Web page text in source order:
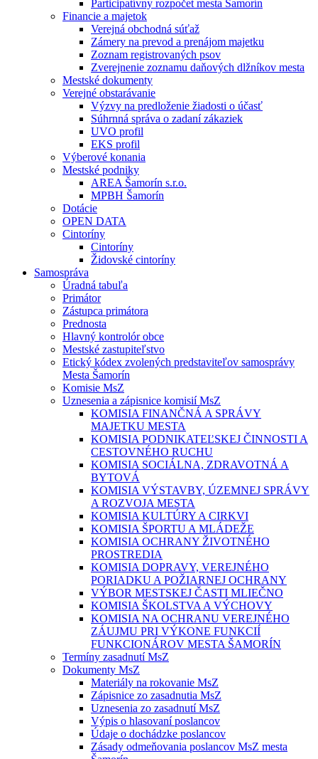
Participatívny rozpočet mesta Šamorín
Financie a majetok
Verejná obchodná súťaž
Zámery na prevod a prenájom majetku
Zoznam registrovaných psov
Zverejnenie zoznamu daňových dlžníkov mesta
Mestské dokumenty
Verejné obstarávanie
Výzvy na predloženie žiadosti o účasť
Súhrnná správa o zadaní zákaziek
UVO profil
EKS profil
Výberové konania
Mestské podniky
AREA Šamorín s.r.o.
MPBH Šamorín
Dotácie
OPEN DATA
Cintoríny
Cintoríny
Židovské cintoríny
Samospráva
Úradná tabuľa
Primátor
Zástupca primátora
Prednosta
Hlavný kontrolór obce
Mestské zastupiteľstvo
Etický kódex zvolených predstaviteľov samosprávy
Mesta Šamorín
Komisie MsZ
Uznesenia a zápisnice komisií MsZ
KOMISIA FINANČNÁ A SPRÁVY
MAJETKU MESTA
KOMISIA PODNIKATEĽSKEJ ČINNOSTI A
CESTOVNÉHO RUCHU
KOMISIA SOCIÁLNA, ZDRAVOTNÁ A
BYTOVÁ
KOMISIA VÝSTAVBY, ÚZEMNEJ SPRÁVY
A ROZVOJA MESTA
KOMISIA KULTÚRY A CIRKVI
KOMISIA ŠPORTU A MLÁDEŽE
KOMISIA OCHRANY ŽIVOTNÉHO
PROSTREDIA
KOMISIA DOPRAVY, VEREJNÉHO
PORIADKU A POŽIARNEJ OCHRANY
VÝBOR MESTSKEJ ČASTI MLIEČNO
KOMISIA ŠKOLSTVA A VÝCHOVY
KOMISIA NA OCHRANU VEREJNÉHO
ZÁUJMU PRI VÝKONE FUNKCIÍ
FUNKCIONÁROV MESTA ŠAMORÍN
Termíny zasadnutí MsZ
Dokumenty MsZ
Materiály na rokovanie MsZ
Zápisnice zo zasadnutia MsZ
Uznesenia zo zasadnutí MsZ
Výpis o hlasovaní poslancov
Údaje o dochádzke poslancov
Zásady odmeňovania poslancov MsZ mesta